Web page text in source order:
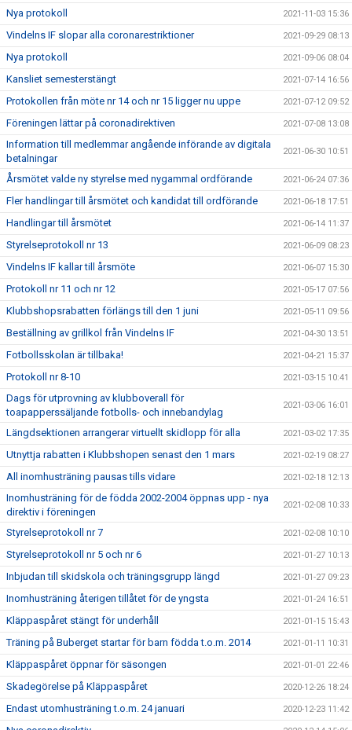
Nya protokoll 2021-11-03 15:36
Vindelns IF slopar alla coronarestriktioner 2021-09-29 08:13
Nya protokoll 2021-09-06 08:04
Kansliet semesterstängt 2021-07-14 16:56
Protokollen från möte nr 14 och nr 15 ligger nu uppe 2021-07-12 09:52
Föreningen lättar på coronadirektiven 2021-07-08 13:08
Information till medlemmar angående införande av digitala
betalningar
2021-06-30 10:51
Årsmötet valde ny styrelse med nygammal ordförande 2021-06-24 07:36
Fler handlingar till årsmötet och kandidat till ordförande 2021-06-18 17:51
Handlingar till årsmötet 2021-06-14 11:37
Styrelseprotokoll nr 13 2021-06-09 08:23
Vindelns IF kallar till årsmöte 2021-06-07 15:30
Protokoll nr 11 och nr 12 2021-05-17 07:56
Klubbshopsrabatten förlängs till den 1 juni 2021-05-11 09:56
Beställning av grillkol från Vindelns IF 2021-04-30 13:51
Fotbollsskolan är tillbaka! 2021-04-21 15:37
Protokoll nr 8-10 2021-03-15 10:41
Dags för utprovning av klubboverall för
toapapperssäljande fotbolls- och innebandylag
2021-03-06 16:01
Längdsektionen arrangerar virtuellt skidlopp för alla 2021-03-02 17:35
Utnyttja rabatten i Klubbshopen senast den 1 mars 2021-02-19 08:27
All inomhusträning pausas tills vidare 2021-02-18 12:13
Inomhusträning för de födda 2002-2004 öppnas upp - nya
direktiv i föreningen
2021-02-08 10:33
Styrelseprotokoll nr 7 2021-02-08 10:10
Styrelseprotokoll nr 5 och nr 6 2021-01-27 10:13
Inbjudan till skidskola och träningsgrupp längd 2021-01-27 09:23
Inomhusträning återigen tillåtet för de yngsta 2021-01-24 16:51
Kläppaspåret stängt för underhåll 2021-01-15 15:43
Träning på Buberget startar för barn födda t.o.m. 2014 2021-01-11 10:31
Kläppaspåret öppnar för säsongen 2021-01-01 22:46
Skadegörelse på Kläppaspåret 2020-12-26 18:24
Endast utomhusträning t.o.m. 24 januari 2020-12-23 11:42